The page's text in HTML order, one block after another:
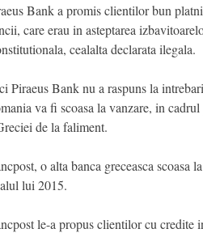
Bank a promis clientilor bun
care erau in asteptarea
cealalta declarata ilegala.
Piraeus Bank nu a raspuns la
va fi scoasa la vanzare, in
de la faliment.
o alta banca greceasca
lui 2015.
le-a propus clientilor cu credite